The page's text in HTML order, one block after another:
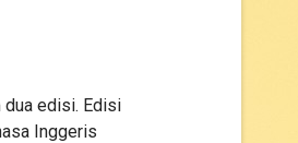
dua edisi. Edisi
Inggeris